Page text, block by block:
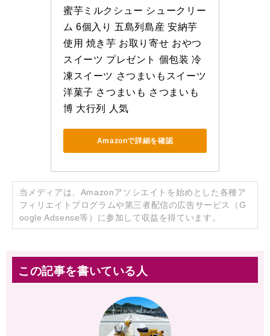
蜜芋ミルクシュー シュークリー
ム 6個入り 五島列島産 安納芋
使用 焼き芋 お取り寄せ おやつ
スイーツ プレゼント 個包装 冷
凍スイーツ さつまいもスイーツ
洋菓子 さつまいも さつまいも
博 大行列 人気
Amazonで詳細を確認
当メディアは、Amazonアソシエイトを始めとした各種ア
フィリエイトプログラムや第三者配信の広告サービス（G
oogle Adsense等）に参加して収益を得ています。
この記事を書いている人